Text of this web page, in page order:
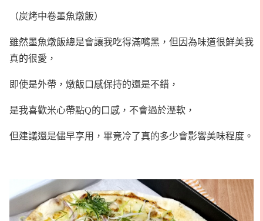
（炭烤中卷墨魚燉飯）
雖然墨魚燉飯總是會讓我吃得滿嘴黑，但因為味道很鮮美我
真的很愛，
即使是外帶，燉飯口感保持的還是不錯，
是我喜歡米心帶點Q的口感，不會過於溼軟，
但建議還是儘早享用，畢竟冷了真的多少會影響美味程度。